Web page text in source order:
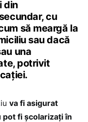
din
cu
să meargă la
sau dacă
una
potrivit
va fi asigurat
fi școlarizați în